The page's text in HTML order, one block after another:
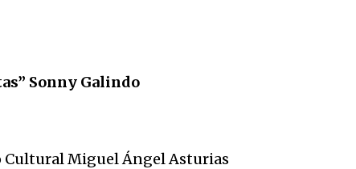
Sonny Galindo
Cultural Miguel Ángel Asturias